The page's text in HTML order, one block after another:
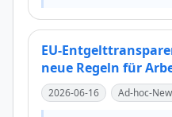
EU-
neue Regeln für
2026-06-16 Ad-hoc-